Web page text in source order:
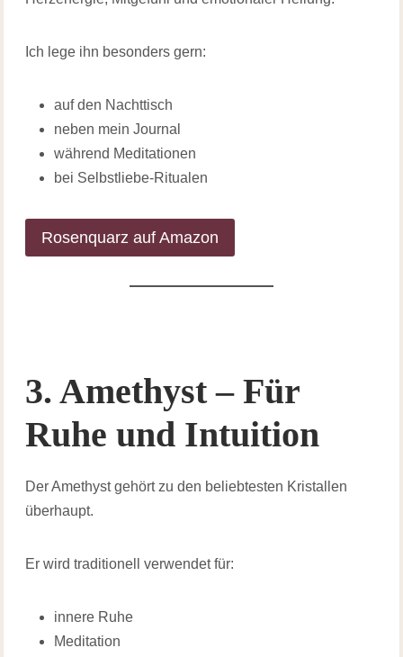
Ich lege ihn besonders gern:
auf den Nachttisch
neben mein Journal
während Meditationen
bei Selbstliebe-Ritualen
Rosenquarz auf Amazon
3. Amethyst – Für
Ruhe und Intuition
Der Amethyst gehört zu den beliebtesten Kristallen
überhaupt.
Er wird traditionell verwendet für:
innere Ruhe
Meditation